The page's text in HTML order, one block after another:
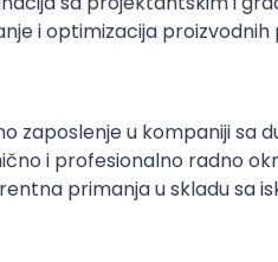
i optimizacija
zaposlenje u kompaniji sa
i profesionalno radno
primanja u skladu sa